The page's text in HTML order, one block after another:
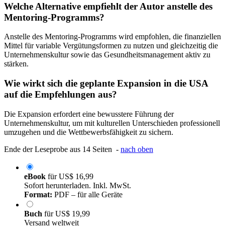
Welche Alternative empfiehlt der Autor anstelle des
Mentoring-Programms?
Anstelle des Mentoring-Programms wird empfohlen, die finanziellen
Mittel für variable Vergütungsformen zu nutzen und gleichzeitig die
Unternehmenskultur sowie das Gesundheitsmanagement aktiv zu
stärken.
Wie wirkt sich die geplante Expansion in die USA
auf die Empfehlungen aus?
Die Expansion erfordert eine bewusstere Führung der
Unternehmenskultur, um mit kulturellen Unterschieden professionell
umzugehen und die Wettbewerbsfähigkeit zu sichern.
Ende der Leseprobe aus 14 Seiten - nach oben
eBook fürUS$ 16,99
Sofort herunterladen. Inkl. MwSt.
Format: PDF – für alle Geräte
Buch fürUS$ 19,99
Versand weltweit